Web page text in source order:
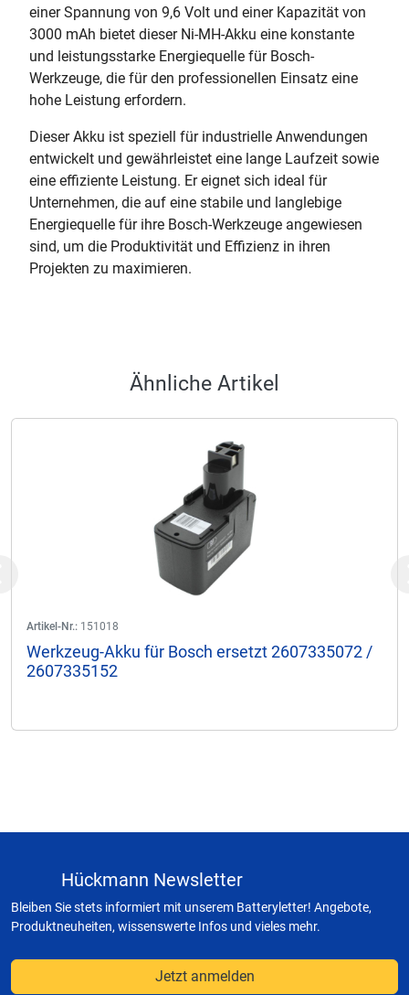
einer Spannung von 9,6 Volt und einer Kapazität von
3000 mAh bietet dieser Ni-MH-Akku eine konstante
und leistungsstarke Energiequelle für Bosch-
Werkzeuge, die für den professionellen Einsatz eine
hohe Leistung erfordern.
Dieser Akku ist speziell für industrielle Anwendungen
entwickelt und gewährleistet eine lange Laufzeit sowie
eine effiziente Leistung. Er eignet sich ideal für
Unternehmen, die auf eine stabile und langlebige
Energiequelle für ihre Bosch-Werkzeuge angewiesen
sind, um die Produktivität und Effizienz in ihren
Projekten zu maximieren.
Ähnliche Artikel
Artikel-Nr.: 151018
Werkzeug-Akku für Bosch ersetzt 2607335072 /
2607335152
Hückmann Newsletter
Bleiben Sie stets informiert mit unserem Batteryletter! Angebote,
Produktneuheiten, wissenswerte Infos und vieles mehr.
Jetzt anmelden